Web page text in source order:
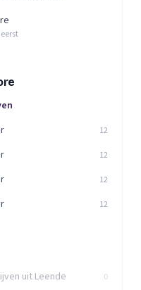
12
12
12
12
uit Leende 0